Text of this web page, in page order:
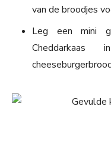
van de broodjes
Leg een mini